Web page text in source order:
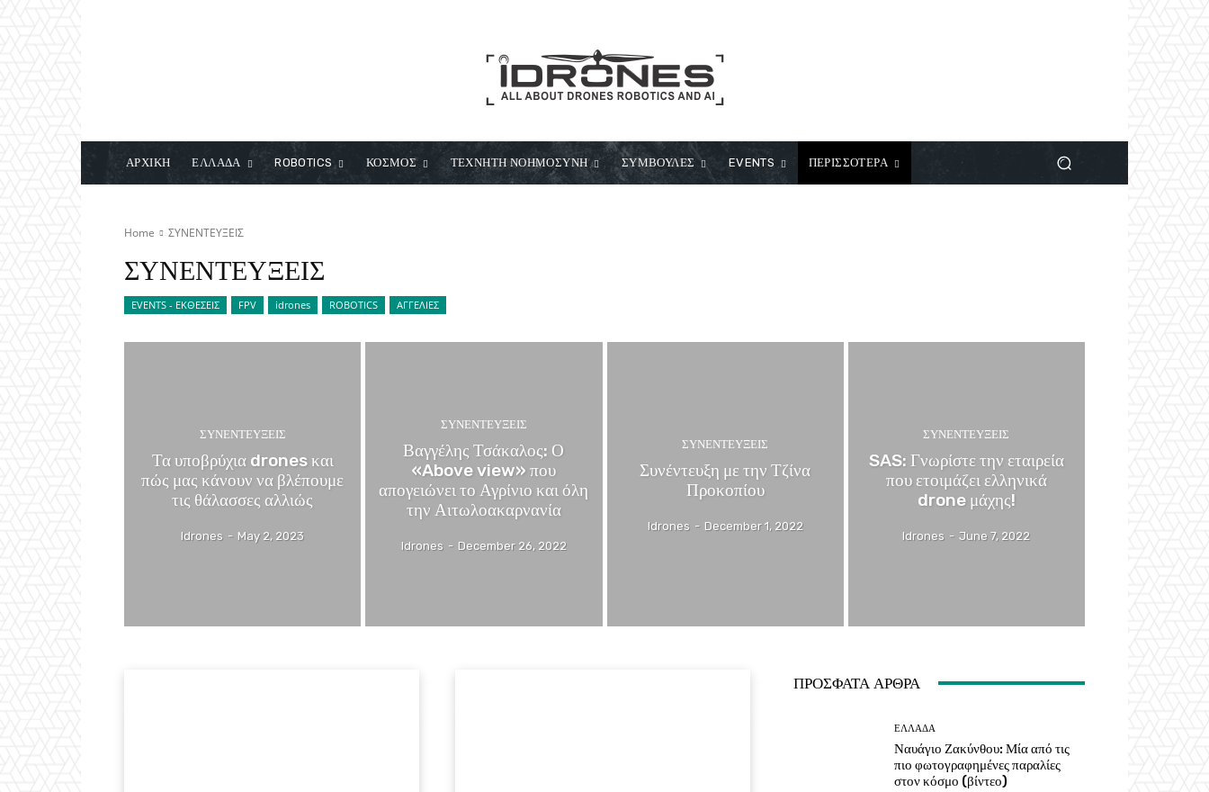
ΑΡΧΙΚΗ ΕΛΛΑΔΑ ROBOTICS ΚΟΣΜΟΣ ΤΕΧΝΗΤΗ ΝΟΗΜΟΣΥΝΗ ΣΥΜΒΟΥΛΕΣ EVENTS ΠΕΡΙΣΣΟΤΕΡΑ
Home ΣΥΝΕΝΤΕΥΞΕΙΣ
ΣΥΝΕΝΤΕΥΞΕΙΣ
EVENTS - ΕΚΘΕΣΕΙΣ FPV idrones ROBOTICS ΑΓΓΕΛΙΕΣ
ΣΥΝΕΝΤΕΥΞΕΙΣ
Τα υποβρύχια drones και
πώς μας κάνουν να βλέπουμε
τις θάλασσες αλλιώς
Idrones - May 2, 2023
ΣΥΝΕΝΤΕΥΞΕΙΣ
Βαγγέλης Τσάκαλος: Ο
«Above view» που
απογειώνει το Αγρίνιο και όλη
την Αιτωλοακαρνανία
Idrones - December 26, 2022
ΣΥΝΕΝΤΕΥΞΕΙΣ
Συνέντευξη με την Τζίνα
Προκοπίου
Idrones - December 1, 2022
ΣΥΝΕΝΤΕΥΞΕΙΣ
SAS: Γνωρίστε την εταιρεία
που ετοιμάζει ελληνικά
drone μάχης!
Idrones - June 7, 2022
ΠΡΟΣΦΑΤΑ ΑΡΘΡΑ
ΕΛΛΑΔΑ
Ναυάγιο Ζακύνθου: Μία από τις
πιο φωτογραφημένες παραλίες
στον κόσμο (βίντεο)